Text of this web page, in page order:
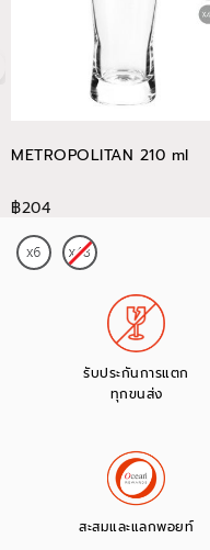
METROPOLITAN 210 ml
฿204
รับประกันการแตก
ทุกขนส่ง
สะสมและแลกพอยท์